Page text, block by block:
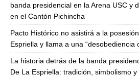
banda presidencial en la Arena USC y
en el Cantón Pichincha
Pacto Histórico no asistirá a la
Espriella y llama a una “desobediencia
La historia detrás de la banda
De La Espriella: tradición, simbolismo